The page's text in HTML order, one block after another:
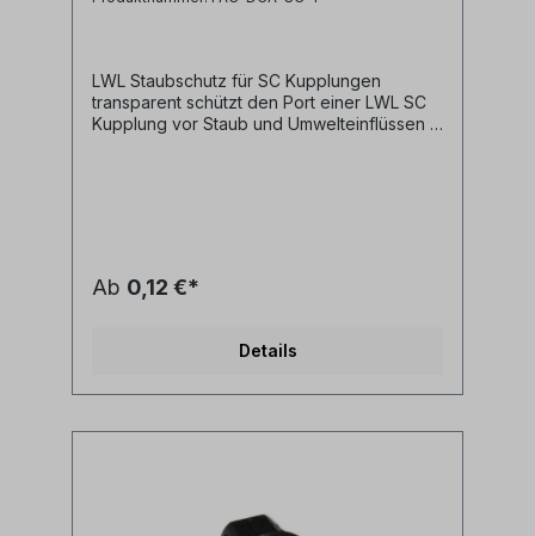
LWL Staubschutz für SC Kupplungen
transparent schützt den Port einer LWL SC
Kupplung vor Staub und Umwelteinflüssen -
Ab 0,12 €*
Details